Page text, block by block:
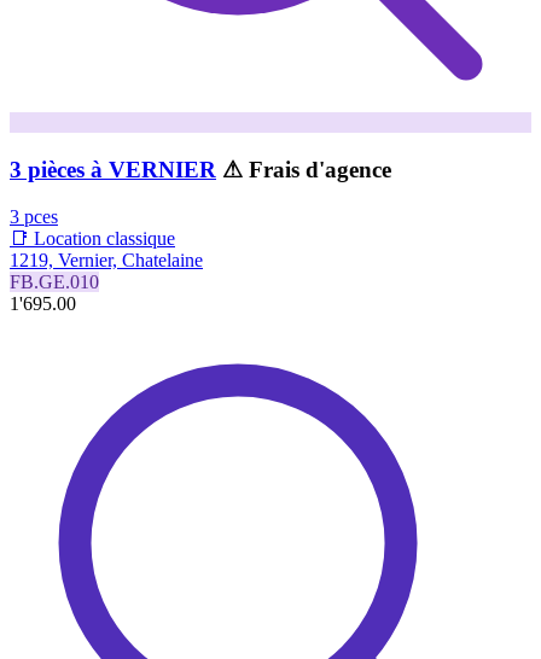
3 pièces à VERNIER ⚠ Frais d'agence
3 pces
📑 Location classique
1219, Vernier, Chatelaine
FB.GE.010
1'695.00